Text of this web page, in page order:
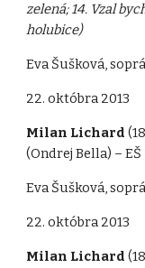
zelená; 14. Vzal
holubice)
Eva Šušková,
22. októbra 2013
Milan Lichard
(Ondrej Bella) – EŠ
Eva Šušková,
22. októbra 2013
Milan Lichard